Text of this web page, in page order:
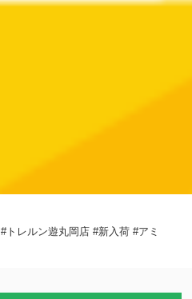
#トレルン遊丸岡店 #新入荷 #アミ